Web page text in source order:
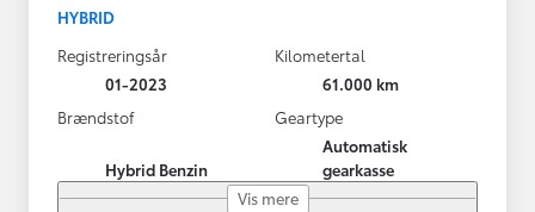
HYBRID
Registreringsår
01-2023
Kilometertal
61.000 km
Brændstof
Hybrid Benzin
Geartype
Automatisk
gearkasse
Vis mere